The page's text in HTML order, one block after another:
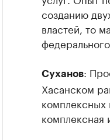
созданию
властей, то
Суханов:
Хасанском
комплексных
комплексная